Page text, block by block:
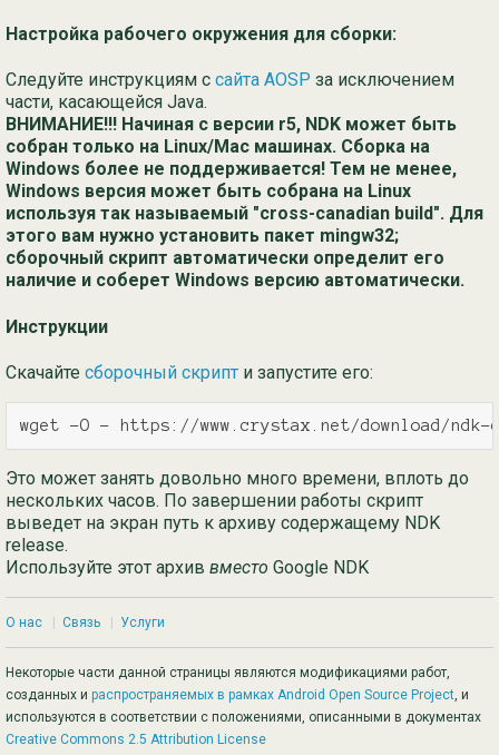
Настройка рабочего окружения для сборки:
Следуйте инструкциям с сайта AOSP за исключением
части, касающейся Java.
ВНИМАНИЕ!!! Начиная с версии r5, NDK может быть
собран только на Linux/Mac машинах. Сборка на
Windows более не поддерживается! Тем не менее,
Windows версия может быть собрана на Linux
используя так называемый "cross-canadian build". Для
этого вам нужно установить пакет mingw32;
сборочный скрипт автоматически определит его
наличие и соберет Windows версию автоматически.
Инструкции
Скачайте сборочный скрипт и запустите его:
wget -O - https://www.crystax.net/download/
Это может занять довольно много времени, вплоть до
нескольких часов. По завершении работы скрипт
выведет на экран путь к архиву содержащему NDK
release.
Используйте этот архив вместо Google NDK
О нас Связь Услуги
Некоторые части данной страницы являются модификациями работ,
созданных и распространяемых в рамках Android Open Source Project, и
используются в соответствии с положениями, описанными в документах
Creative Commons 2.5 Attribution License